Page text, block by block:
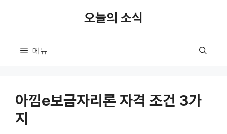
오늘의 소식
메뉴
아낌e보금자리론 자격 조건 3가
지